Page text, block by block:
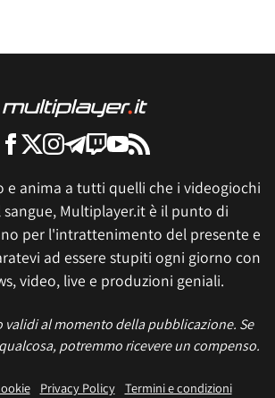
e anima a tutti quelli che i videogiochi
Multiplayer.it è il punto di
per l'intrattenimento del presente e
ad essere stupiti ogni giorno con
video, live e produzioni geniali.
validi al momento della pubblicazione. Se
potremmo ricevere un compenso.
Privacy Policy Termini e condizioni